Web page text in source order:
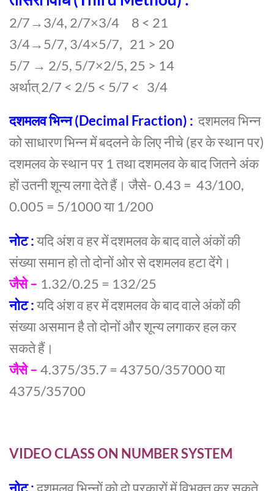
2/7→3/4, 2/7×3/4 8 < 21
3/4→5/7, 3/4×5/7, 21 > 20
5/7 → 2/5, 5/7×2/5, 25 > 14
अर्थात् 2/7 < 2/5 < 5/7 < 3/4
दशमलव भिन्न (Decimal Fraction) : दशमलव भिन्न
को साधारण भिन्न में बदलने के लिए नीचे (हर के स्थान पर)
दशमलव के स्थान पर 1 तथा दशमलव के बाद जितने अंक
हों उतनी शून्य लगा देते हैं। जैसे- 0.43 = 43/100,
0.005 = 5/1000या 1/200
नोट :यदि अंश व हर में दशमलव के बाद वाले अंकों की
संख्या समान हो तो दोनों ओर से दशमलव हटा देंगे।
जैसे – 1.32/0.25 = 132/25
नोट :यदि अंश व हर में दशमलव के बाद वाले अंकों की
संख्या असमान है तो दोनों और शून्य लगाकर हल कर
सकते हैं।
जैसे – 4.375/35.7 = 43750/357000 या
4375/35700
VIDEO CLASS ON NUMBER SYSTEM
नोट :दशमलव भिन्नों को दो प्रकारों में विभक्त कर सकते